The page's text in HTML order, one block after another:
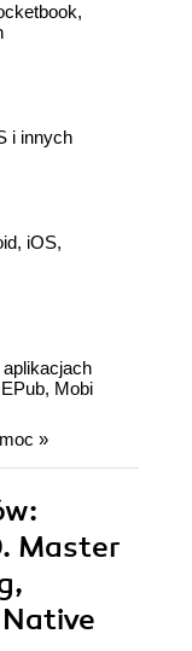
i innych
iOS,
Mobi
»
Master